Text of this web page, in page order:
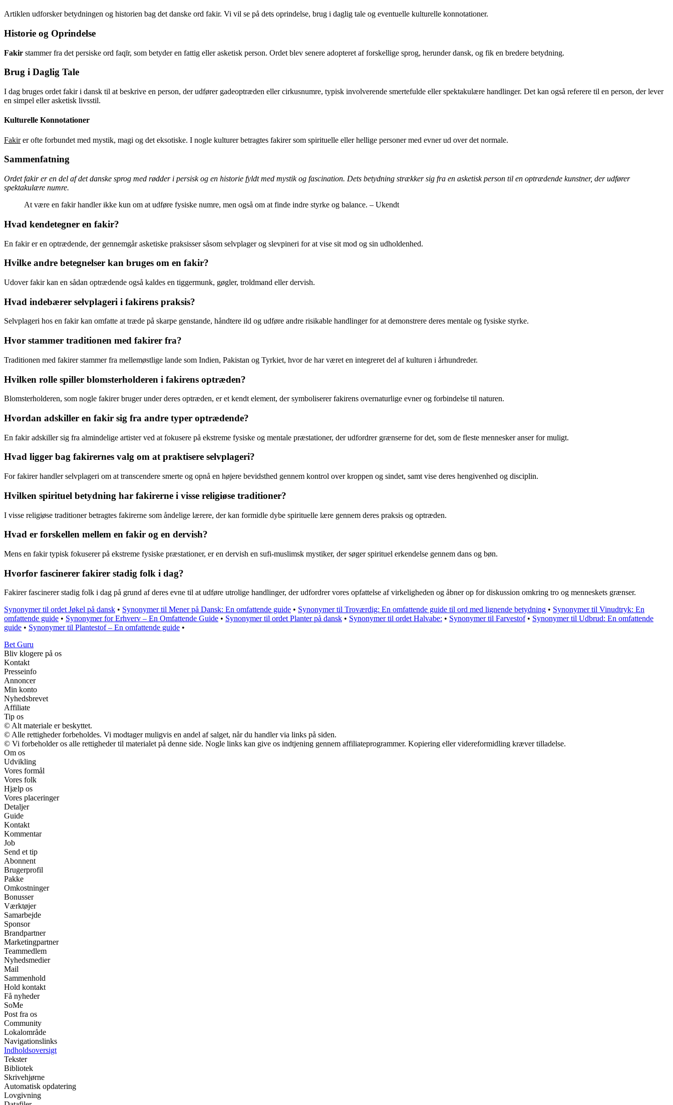
Artiklen udforsker betydningen og historien bag det danske ord fakir. Vi vil se på dets oprindelse, brug i daglig tale og eventuelle kulturelle konnotationer.
Historie og Oprindelse
Fakir stammer fra det persiske ord faqīr, som betyder en fattig eller asketisk person. Ordet blev senere adopteret af forskellige sprog, herunder dansk, og fik en bredere betydning.
Brug i Daglig Tale
I dag bruges ordet fakir i dansk til at beskrive en person, der udfører gadeoptræden eller cirkusnumre, typisk involverende smertefulde eller spektakulære handlinger. Det kan også referere til en person, der lever
en simpel eller asketisk livsstil.
Kulturelle Konnotationer
Fakirer ofte forbundet med mystik, magi og det eksotiske. I nogle kulturer betragtes fakirer som spirituelle eller hellige personer med evner ud over det normale.
Sammenfatning
Ordet fakir er en del af det danske sprog med rødder i persisk og en historie fyldt med mystik og fascination. Dets betydning strækker sig fra en asketisk person til en optrædende kunstner, der udfører
spektakulære numre.
At være en fakir handler ikke kun om at udføre fysiske numre, men også om at finde indre styrke og balance. – Ukendt
Hvad kendetegner en fakir?
En fakir er en optrædende, der gennemgår asketiske praksisser såsom selvplager og slevpineri for at vise sit mod og sin udholdenhed.
Hvilke andre betegnelser kan bruges om en fakir?
Udover fakir kan en sådan optrædende også kaldes en tiggermunk, gøgler, troldmand eller dervish.
Hvad indebærer selvplageri i fakirens praksis?
Selvplageri hos en fakir kan omfatte at træde på skarpe genstande, håndtere ild og udføre andre risikable handlinger for at demonstrere deres mentale og fysiske styrke.
Hvor stammer traditionen med fakirer fra?
Traditionen med fakirer stammer fra mellemøstlige lande som Indien, Pakistan og Tyrkiet, hvor de har været en integreret del af kulturen i århundreder.
Hvilken rolle spiller blomsterholderen i fakirens optræden?
Blomsterholderen, som nogle fakirer bruger under deres optræden, er et kendt element, der symboliserer fakirens overnaturlige evner og forbindelse til naturen.
Hvordan adskiller en fakir sig fra andre typer optrædende?
En fakir adskiller sig fra almindelige artister ved at fokusere på ekstreme fysiske og mentale præstationer, der udfordrer grænserne for det, som de fleste mennesker anser for muligt.
Hvad ligger bag fakirernes valg om at praktisere selvplageri?
For fakirer handler selvplageri om at transcendere smerte og opnå en højere bevidsthed gennem kontrol over kroppen og sindet, samt vise deres hengivenhed og disciplin.
Hvilken spirituel betydning har fakirerne i visse religiøse traditioner?
I visse religiøse traditioner betragtes fakirerne som åndelige lærere, der kan formidle dybe spirituelle lære gennem deres praksis og optræden.
Hvad er forskellen mellem en fakir og en dervish?
Mens en fakir typisk fokuserer på ekstreme fysiske præstationer, er en dervish en sufi-muslimsk mystiker, der søger spirituel erkendelse gennem dans og bøn.
Hvorfor fascinerer fakirer stadig folk i dag?
Fakirer fascinerer stadig folk i dag på grund af deres evne til at udføre utrolige handlinger, der udfordrer vores opfattelse af virkeligheden og åbner op for diskussion omkring tro og menneskets grænser.
Synonymer til ordet Jøkel på dansk • Synonymer til Mener på Dansk: En omfattende guide • Synonymer til Troværdig: En omfattende guide til ord med lignende betydning • Synonymer til Vinudtryk: En
omfattende guide • Synonymer for Erhverv – En Omfattende Guide • Synonymer til ordet Planter på dansk • Synonymer til ordet Halvabe: • Synonymer til Farvestof• Synonymer til Udbrud: En omfattende
guide • Synonymer til Plantestof – En omfattende guide •
Bet Guru
Bliv klogere på os
Kontakt
Presseinfo
Annoncer
Min konto
Nyhedsbrevet
Affiliate
Tip os
© Alt materiale er beskyttet.
© Alle rettigheder forbeholdes. Vi modtager muligvis en andel af salget, når du handler via links på siden.
© Vi forbeholder os alle rettigheder til materialet på denne side. Nogle links kan give os indtjening gennem affiliateprogrammer. Kopiering eller videreformidling kræver tilladelse.
Om os
Udvikling
Vores formål
Vores folk
Hjælp os
Vores placeringer
Detaljer
Guide
Kontakt
Kommentar
Job
Send et tip
Abonnent
Brugerprofil
Pakke
Omkostninger
Bonusser
Værktøjer
Samarbejde
Sponsor
Brandpartner
Marketingpartner
Teammedlem
Nyhedsmedier
Mail
Sammenhold
Hold kontakt
Få nyheder
SoMe
Post fra os
Community
Lokalområde
Navigationslinks
Indholdsoversigt
Tekster
Bibliotek
Skrivehjørne
Automatisk opdatering
Lovgivning